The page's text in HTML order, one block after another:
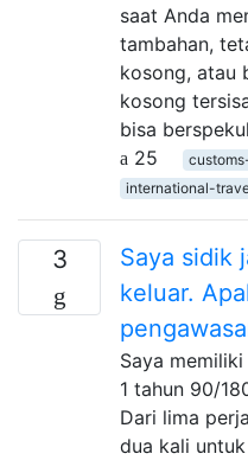
saat Anda
tambahan,
kosong, atau
kosong
bisa
25
international-
3
Saya sidik
keluar.
Saya
1 tahun 90/
Dari lima
dua kali